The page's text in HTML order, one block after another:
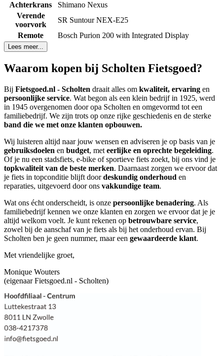
Achterkrans
Shimano Nexus
Verende
voorvork
SR Suntour NEX-E25
Remote
Bosch Purion 200 with Integrated Display
Lees meer...
Waarom kopen bij Scholten Fietsgoed?
Bij Fietsgoed.nl - Scholten draait alles om kwaliteit, ervaring en
persoonlijke service. Wat begon als een klein bedrijf in 1925, werd
in 1945 overgenomen door opa Scholten en omgevormd tot een
familiebedrijf. We zijn trots op onze rijke geschiedenis en de sterke
band die we met onze klanten opbouwen.
Wij luisteren altijd naar jouw wensen en adviseren je op basis van je
gebruiksdoelen en budget, met eerlijke en oprechte begeleiding.
Of je nu een stadsfiets, e-bike of sportieve fiets zoekt, bij ons vind je
topkwaliteit van de beste merken. Daarnaast zorgen we ervoor dat
je fiets in topconditie blijft doordeskundig onderhoud en
reparaties, uitgevoerd door ons vakkundige team.
Wat ons écht onderscheidt, is onze persoonlijke benadering. Als
familiebedrijf kennen we onze klanten en zorgen we ervoor dat je je
altijd welkom voelt. Je kunt rekenen op betrouwbare service,
zowel bij de aanschaf van je fiets als bij het onderhoud ervan. Bij
Scholten ben je geen nummer, maar een gewaardeerde klant.
Met vriendelijke groet,
Monique Wouters
(eigenaar Fietsgoed.nl - Scholten)